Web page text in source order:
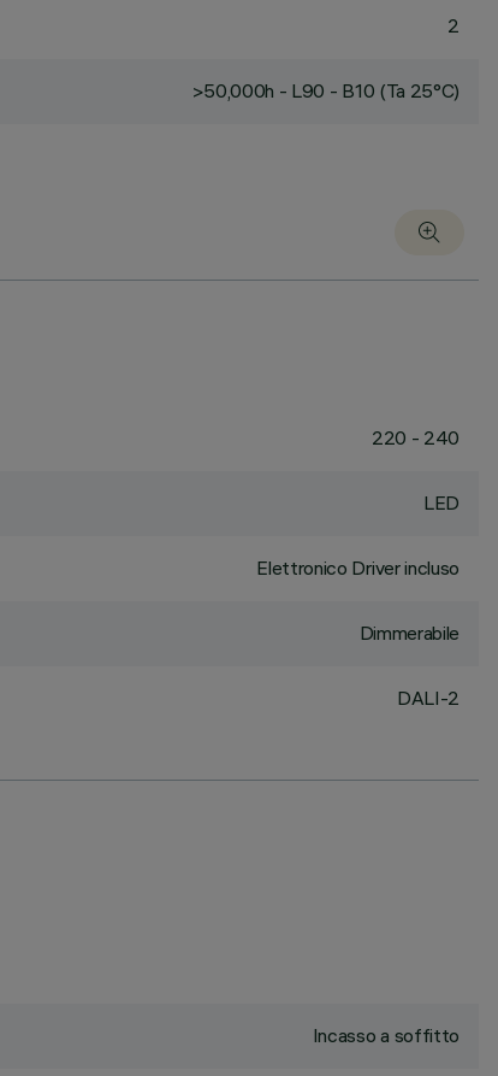
2
>50,000h - L90 - B10 (Ta 25°C)
220 - 240
LED
Elettronico Driver incluso
Dimmerabile
DALI-2
Incasso a soffitto